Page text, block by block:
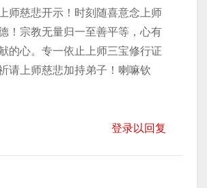
师慈悲开示！时刻随喜意念上师
！宗教无量归一至善平等，心有
的心。专一依止上师三宝修行证
请上师慈悲加持弟子！喇嘛钦
登录以回复